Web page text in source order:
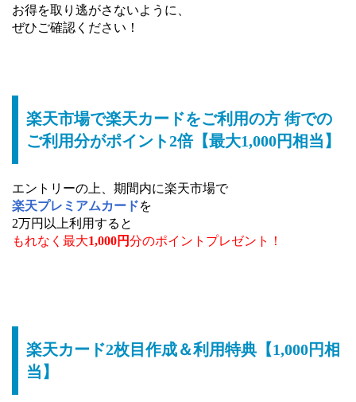
お得を取り逃がさないように、
ぜひご確認ください！
楽天市場で楽天カードをご利用の方 街での
ご利用分がポイント2倍【最大1,000円相当】
エントリーの上、期間内に楽天市場で
楽天プレミアムカードを
2万円以上利用すると
もれなく最大1,000円分のポイントプレゼント！
楽天カード2枚目作成＆利用特典【1,000円相
当】